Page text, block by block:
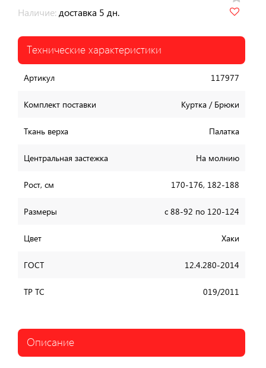
Наличие: доставка 5 дн.
Технические характеристики
Артикул 117977
Комплект поставки Куртка / Брюки
Ткань верха Палатка
Центральная застежка На молнию
Рост, см 170-176, 182-188
Размеры с 88-92 по 120-124
Цвет Хаки
ГОСТ 12.4.280-2014
ТР ТС 019/2011
Описание